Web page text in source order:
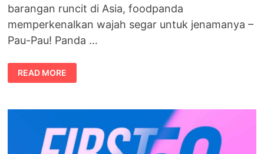
barangan runcit di Asia, foodpanda
memperkenalkan wajah segar untuk jenamanya –
Pau-Pau! Panda …
PERKENALKAN
PAU-
PAU,
FOODPANDA
READ MORE